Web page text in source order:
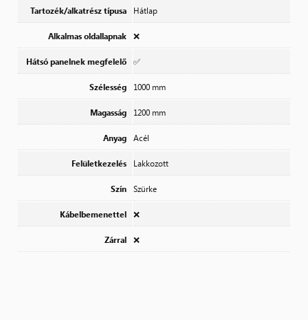
Tartozék/alkatrész típusa Hátlap
Alkalmas oldallapnak ❌
Hátsó panelnek megfelelő ✅
Szélesség 1000 mm
Magasság 1200 mm
Anyag Acél
Felületkezelés Lakkozott
Szín Szürke
Kábelbemenettel ❌
Zárral ❌